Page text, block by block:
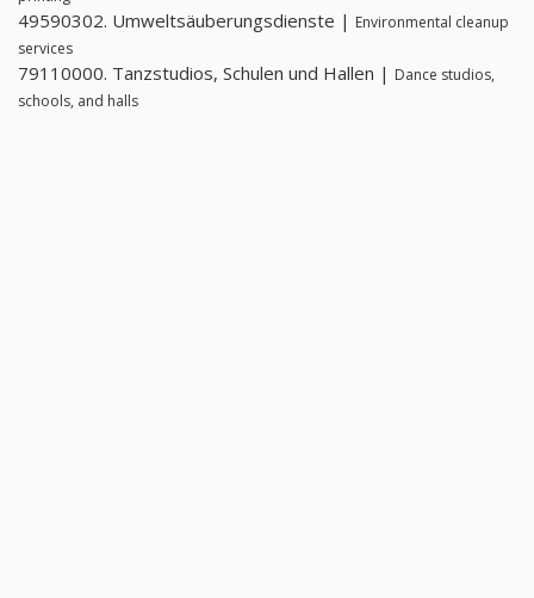
49590302. Umweltsäuberungsdienste | Environmental cleanup
services
79110000. Tanzstudios, Schulen und Hallen | Dance studios,
schools, and halls